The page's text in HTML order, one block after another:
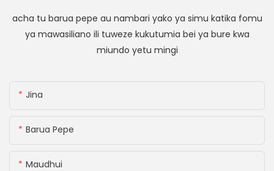
acha tu barua pepe au nambari yako ya simu katika fomu
ya mawasiliano ili tuweze kukutumia bei ya bure kwa
miundo yetu mingi
Jina
Barua Pepe
Maudhui